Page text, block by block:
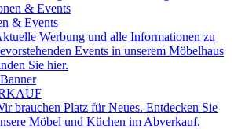
& Events
Werbung und alle Informationen zu
Events in unserem Möbelhaus
Sie hier.
brauchen Platz für Neues. Entdecken Sie
Möbel und Küchen im Abverkauf.